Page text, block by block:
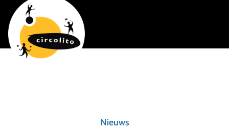
Nieuws